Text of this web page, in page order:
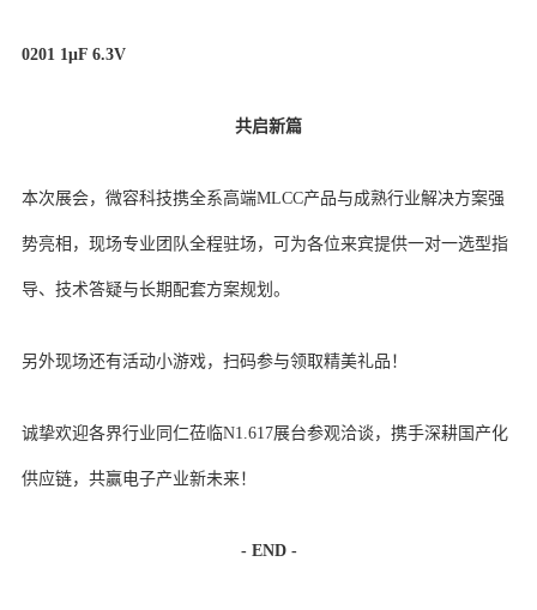
0201 1μF 6.3V
共启新篇
本次展会，微容科技携全系高端MLCC产品与成熟行业解决方案强
势亮相，现场专业团队全程驻场，可为各位来宾提供一对一选型指
导、技术答疑与长期配套方案规划。
另外现场还有活动小游戏，扫码参与领取精美礼品！
诚挚欢迎各界行业同仁莅临N1.617展台参观洽谈，携手深耕国产化
供应链，共赢电子产业新未来！
- END -